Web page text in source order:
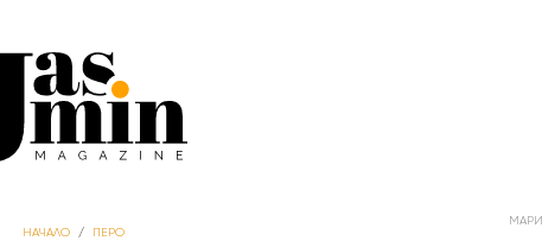
НАЧАЛО / ПЕРО